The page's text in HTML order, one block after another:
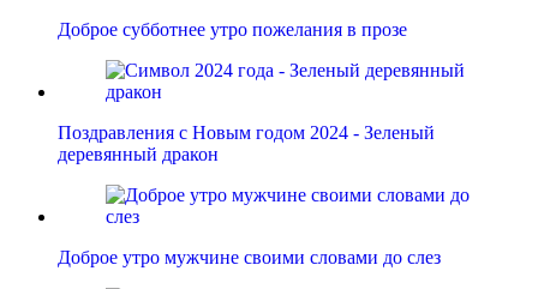
Доброе субботнее утро пожелания в прозе
Поздравления с Новым годом 2024 - Зеленый
деревянный дракон
Доброе утро мужчине своими словами до слез